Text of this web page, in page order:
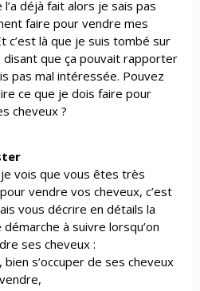
l’a déjà fait alors je sais pas
faire pour vendre mes
c’est là que je suis tombé sur
disant que ça pouvait rapporter
pas mal intéressée. Pouvez
ce que je dois faire pour
cheveux ?
vois que vous êtes très
vendre vos cheveux, c’est
vous décrire en détails la
à suivre lorsqu’on
ses cheveux :
s’occuper de ses cheveux